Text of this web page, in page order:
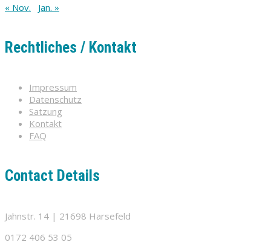
« Nov.
Jan. »
Rechtliches / Kontakt
Impressum
Datenschutz
Satzung
Kontakt
FAQ
Contact Details
Jahnstr. 14 | 21698 Harsefeld
0172 406 53 05